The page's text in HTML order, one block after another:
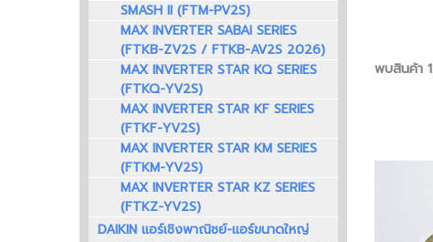
พบสินค้า
SMASH II (FTM-PV2S)
MAX INVERTER SABAI SERIES
(FTKB-ZV2S / FTKB-AV2S 2026)
MAX INVERTER STAR KQ SERIES
(FTKQ-YV2S)
MAX INVERTER STAR KF SERIES
(FTKF-YV2S)
MAX INVERTER STAR KM SERIES
(FTKM-YV2S)
MAX INVERTER STAR KZ SERIES
(FTKZ-YV2S)
DAIKIN แอร์เชิงพาณิชย์-แอร์ขนาดใหญ่